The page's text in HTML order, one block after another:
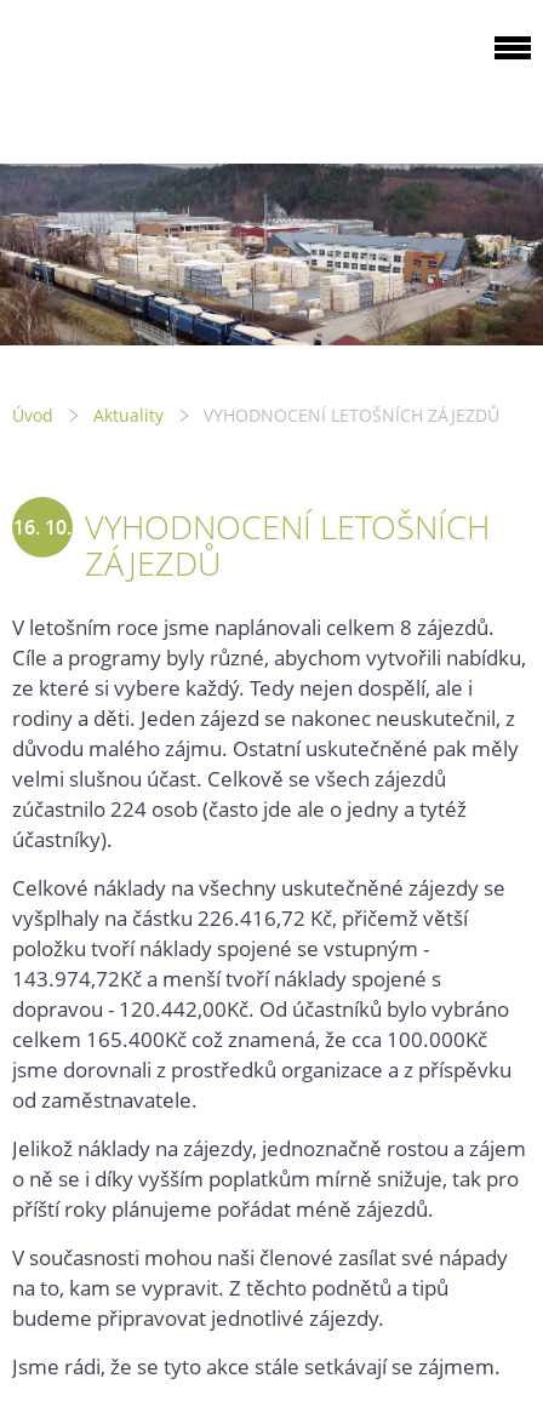
Úvod Aktuality VYHODNOCENÍ LETOŠNÍCH ZÁJEZDŮ
16. 10. VYHODNOCENÍ LETOŠNÍCH
ZÁJEZDŮ
V letošním roce jsme naplánovali celkem 8 zájezdů.
Cíle a programy byly různé, abychom vytvořili nabídku,
ze které si vybere každý. Tedy nejen dospělí, ale i
rodiny a děti. Jeden zájezd se nakonec neuskutečnil, z
důvodu malého zájmu. Ostatní uskutečněné pak měly
velmi slušnou účast. Celkově se všech zájezdů
zúčastnilo 224 osob (často jde ale o jedny a tytéž
účastníky).
Celkové náklady na všechny uskutečněné zájezdy se
vyšplhaly na částku 226.416,72 Kč, přičemž větší
položku tvoří náklady spojené se vstupným -
143.974,72Kč a menší tvoří náklady spojené s
dopravou - 120.442,00Kč. Od účastníků bylo vybráno
celkem 165.400Kč což znamená, že cca 100.000Kč
jsme dorovnali z prostředků organizace a z příspěvku
od zaměstnavatele.
Jelikož náklady na zájezdy, jednoznačně rostou a zájem
o ně se i díky vyšším poplatkům mírně snižuje, tak pro
příští roky plánujeme pořádat méně zájezdů.
V současnosti mohou naši členové zasílat své nápady
na to, kam se vypravit. Z těchto podnětů a tipů
budeme připravovat jednotlivé zájezdy.
Jsme rádi, že se tyto akce stále setkávají se zájmem.